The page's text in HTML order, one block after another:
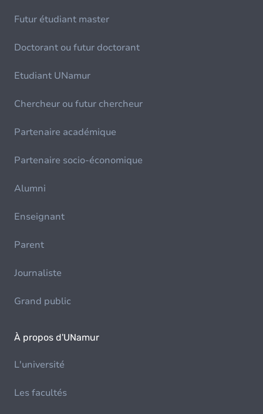
Futur étudiant master
Doctorant ou futur doctorant
Etudiant UNamur
Chercheur ou futur chercheur
Partenaire académique
Partenaire socio-économique
Alumni
Enseignant
Parent
Journaliste
Grand public
À propos d'UNamur
L'université
Les facultés